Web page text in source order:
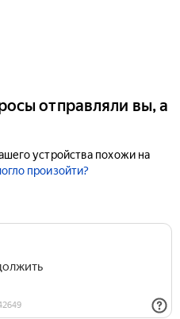
отправляли вы, а
устройства похожи на
произойти?